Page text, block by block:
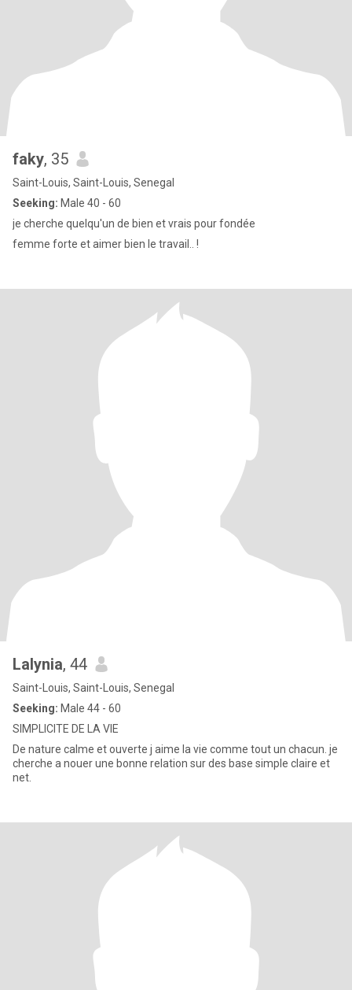
faky, 35
Saint-Louis, Saint-Louis, Senegal
Seeking: Male 40 - 60
je cherche quelqu'un de bien et vrais pour fondée
femme forte et aimer bien le travail.. !
Lalynia, 44
Saint-Louis, Saint-Louis, Senegal
Seeking: Male 44 - 60
SIMPLICITE DE LA VIE
De nature calme et ouverte j aime la vie comme tout un chacun. je
cherche a nouer une bonne relation sur des base simple claire et
net.